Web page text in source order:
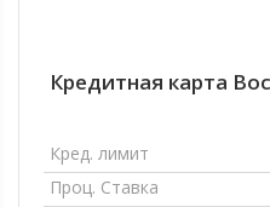
Кредитная карта
Кред. лимит
Проц. Ставка